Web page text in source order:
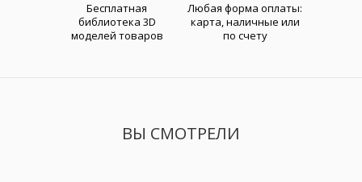
Бесплатная
библиотека 3D
моделей товаров
Любая форма оплаты:
карта, наличные или
по счету
ВЫ СМОТРЕЛИ